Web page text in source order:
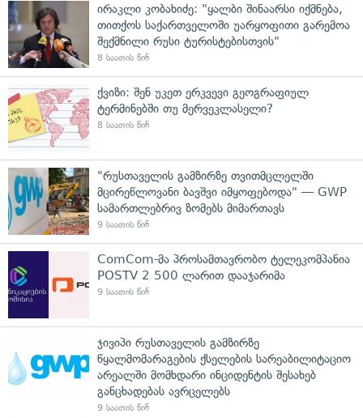
ირაკლი კობახიძე: "ყალბი შინაარსი იქმნება,
თითქოს საქართველოში უარყოფითი გარემოა
შექმნილი რუსი ტურისტებისთვის"
8 საათის წინ
ქვიზი: შენ უკეთ ერკვევი გეოგრაფიულ
ტერმინებში თუ მერვეკლასელი?
8 საათის წინ
"რუსთაველის გამზირზე თვითმცლელში
მცირეწლოვანი ბავშვი იმყოფებოდა" — GWP
სამართლებრივ ზომებს მიმართავს
9 საათის წინ
ComCom-მა პროსამთავრობო ტელეკომპანია
POSTV 2 500 ლარით დააჯარიმა
9 საათის წინ
ჯივიპი რუსთაველის გამზირზე
წყალმომარაგების ქსელების სარეაბილიტაციო
არეალში მომხდარი ინციდენტის შესახებ
განცხადებას ავრცელებს
9 საათის წინ